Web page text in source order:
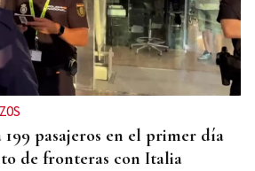
pasajeros en el primer día
de fronteras con Italia